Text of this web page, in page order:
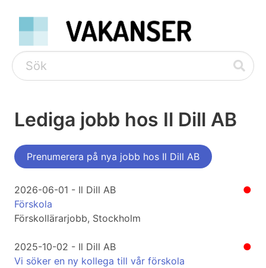
Lediga jobb hos Il Dill AB
Prenumerera på nya jobb hos Il Dill AB
●
2026-06-01 - Il Dill AB
Förskola
Förskollärarjobb, Stockholm
●
2025-10-02 - Il Dill AB
Vi söker en ny kollega till vår förskola